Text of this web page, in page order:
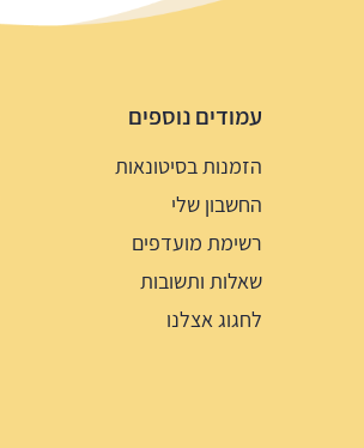
עמודים נוספים
הזמנות בסיטונאות
החשבון שלי
רשימת מועדפים
שאלות ותשובות
לחגוג אצלנו